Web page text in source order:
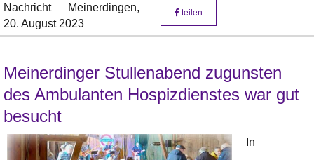
Nachricht
Meinerdingen,
20. August 2023
teilen
Meinerdinger Stullenabend zugunsten
des Ambulanten Hospizdienstes war gut
besucht
In